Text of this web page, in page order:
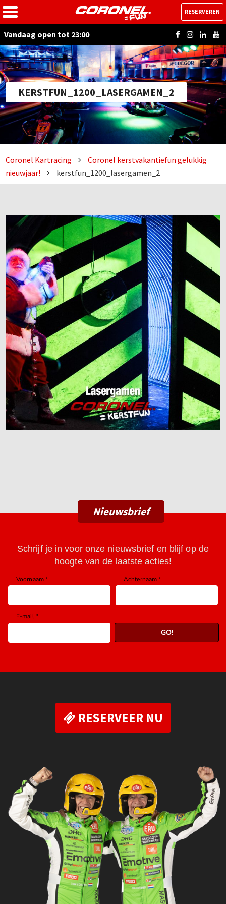
Vandaag open tot 23:00
RESERVEREN
KERSTFUN_1200_LASERGAMEN_2
Coronel Kartracing
Coronel kerstvakantiefun gelukkig
nieuwjaar!
kerstfun_1200_lasergamen_2
Nieuwsbrief
RESERVEER NU